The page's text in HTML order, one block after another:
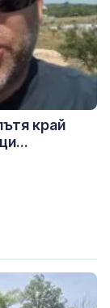
край